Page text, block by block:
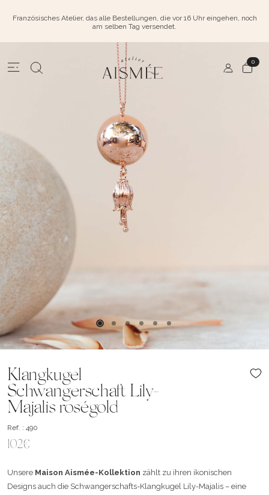
Französisches Atelier, das alle Bestellungen, die vor 16 Uhr eingehen, noch
am selben Tag versendet.
0
Klangkugel
Schwangerschaft Lily-
Majalis roségold
Ref. : 490
102€
Unsere Maison Aismée-Kollektion zählt zu ihren ikonischen
Designs auch die Schwangerschafts-Klangkugel Lily-Majalis – eine